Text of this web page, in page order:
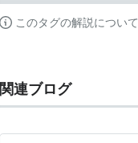
このタグの解説について
関連ブログ